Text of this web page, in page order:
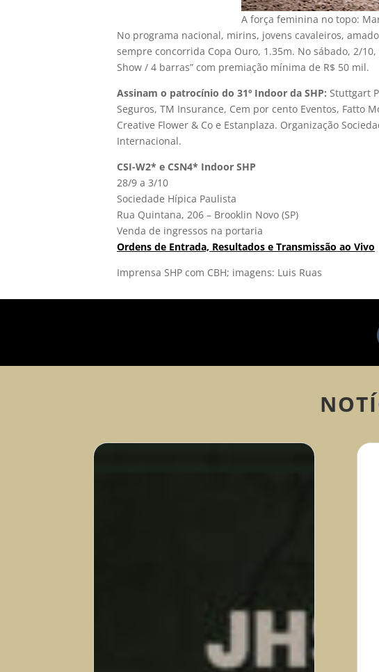
A força feminina no topo:
No programa nacional, mirins, jovens cavaleiros,
sempre concorrida Copa Ouro, 1.35m. No sábado, 2/
Show / 4 barras” com premiação mínima de R$ 50 mil.
Assinam o patrocínio do 31º Indoor da SHP: Stuttgart
Seguros, TM Insurance, Cem por cento Eventos, Fatto
Creative Flower & Co e Estanplaza. Organização
Internacional.
CSI-W2* e CSN4* Indoor SHP
28/9 a 3/10
Sociedade Hípica Paulista
Rua Quintana, 206 – Brooklin Novo (SP)
Venda de ingressos na portaria
Ordens de Entrada, Resultados e Transmissão ao Vivo
Imprensa SHP com CBH; imagens: Luis Ruas